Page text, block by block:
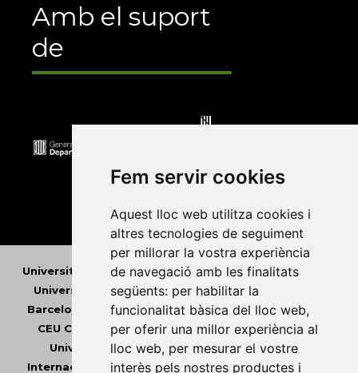
Fem servir cookies
Aquest lloc web utilitza cookies i
altres tecnologies de seguiment
per millorar la vostra experiència
de navegació amb les finalitats
següents: per habilitar la
funcionalitat bàsica del lloc web,
per oferir una millor experiència al
lloc web, per mesurar el vostre
interès pels nostres productes i
Amb el suport
de
Universitat Abat Oliba CEU•Universitat d'Alacant
Universitat d'Andorra•Universitat Autònoma de
Barcelona
Universitat de Barcelona•Universitat
CEU Cardenal Herrera•Universitat de Girona •
Universitat de les Illes Balears• Universitat
Internacional de Catalunya•Universitat Jaume I